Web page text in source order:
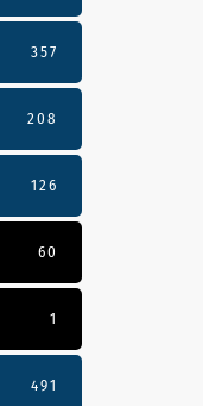
357
208
126
60
1
491